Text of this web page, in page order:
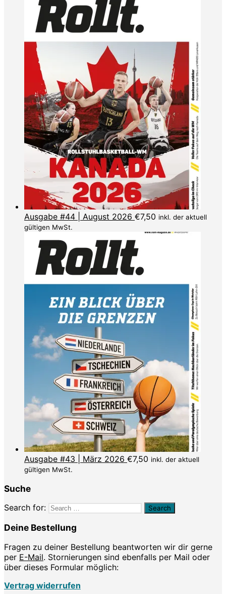
Ausgabe #44 | August 2026 €7,50 inkl. der aktuell
gültigen MwSt.
Ausgabe #43 | März 2026 €7,50 inkl. der aktuell
gültigen MwSt.
Suche
Search for:
Deine Bestellung
Fragen zu deiner Bestellung beantworten wir dir gerne
per E-Mail. Stornierungen sind ebenfalls per Mail oder
über dieses Formular möglich:
Vertrag widerrufen